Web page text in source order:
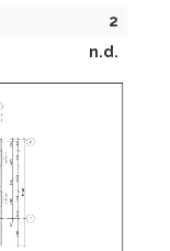
2
n.d.